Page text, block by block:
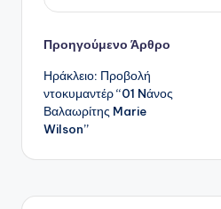
Πλοήγηση
δημοσιεύσεων
Προηγούμενο Άρθρο
Ηράκλειο: Προβολή
ντοκυμαντέρ “01 Nάνος
Βαλαωρίτης Marie
Wilson”